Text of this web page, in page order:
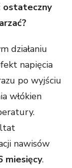
ostateczny
działaniu
napięcia
po wyjściu
włókien
nawisów
miesięcy.